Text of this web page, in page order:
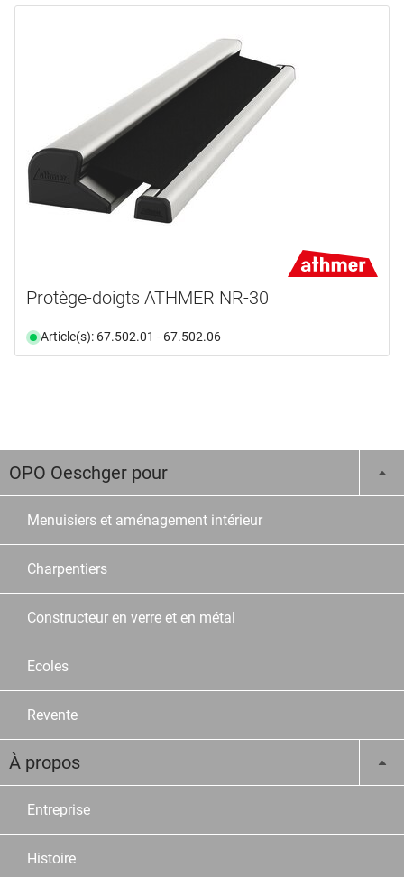
Protège-doigts ATHMER NR-30
Article(s): 67.502.01 - 67.502.06
OPO Oeschger pour
Menuisiers et aménagement intérieur
Charpentiers
Constructeur en verre et en métal
Ecoles
Revente
À propos
Entreprise
Histoire